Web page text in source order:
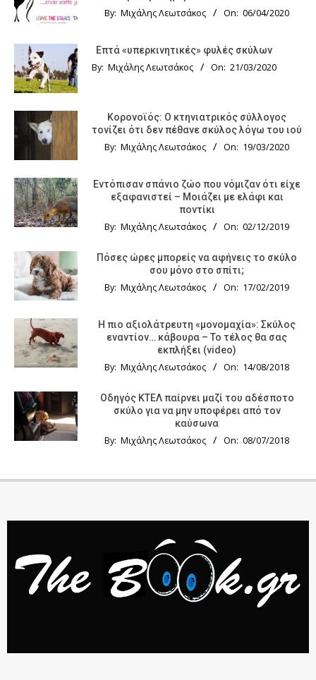
By: Μιχάλης Λεωτσάκος On: 06/04/2020
Επτά «υπερκινητικές» φυλές σκύλων
By: Μιχάλης Λεωτσάκος On: 21/03/2020
Κορονοϊός: Ο κτηνιατρικός σύλλογος
τονίζει ότι δεν πέθανε σκύλος λόγω του ιού
By: Μιχάλης Λεωτσάκος On: 19/03/2020
Εντόπισαν σπάνιο ζώο που νόμιζαν ότι είχε
εξαφανιστεί – Μοιάζει με ελάφι και
ποντίκι
By: Μιχάλης Λεωτσάκος On: 02/12/2019
Πόσες ώρες μπορείς να αφήνεις το σκύλο
σου μόνο στο σπίτι;
By: Μιχάλης Λεωτσάκος On: 17/02/2019
Η πιο αξιολάτρευτη «μονομαχία»: Σκύλος
εναντίον… κάβουρα – Το τέλος θα σας
εκπλήξει (video)
By: Μιχάλης Λεωτσάκος On: 14/08/2018
Οδηγός KTΕΛ παίρνει μαζί του αδέσποτο
σκύλο για να μην υποφέρει από τον
καύσωνα
By: Μιχάλης Λεωτσάκος On: 08/07/2018